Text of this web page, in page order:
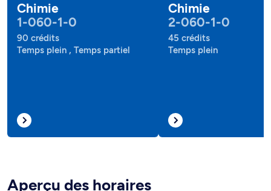
Chimie
1-060-1-0
90 crédits
Temps plein , Temps partiel
Chimie
2-060-1-0
45 crédits
Temps plein
Aperçu des horaires